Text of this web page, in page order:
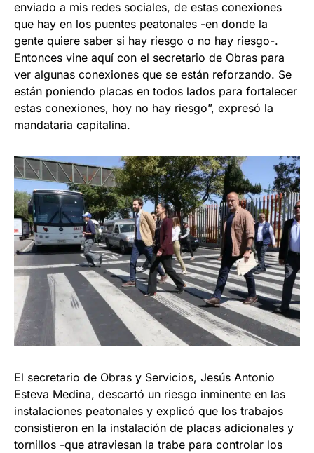
enviado a mis redes sociales, de estas conexiones
que hay en los puentes peatonales -en donde la
gente quiere saber si hay riesgo o no hay riesgo-.
Entonces vine aquí con el secretario de Obras para
ver algunas conexiones que se están reforzando. Se
están poniendo placas en todos lados para fortalecer
estas conexiones, hoy no hay riesgo”, expresó la
mandataria capitalina.
El secretario de Obras y Servicios, Jesús Antonio
Esteva Medina, descartó un riesgo inminente en las
instalaciones peatonales y explicó que los trabajos
consistieron en la instalación de placas adicionales y
tornillos -que atraviesan la trabe para controlar los